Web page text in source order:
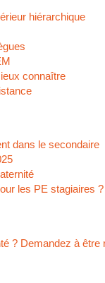
hiérarchique
connaître
dans le secondaire
les PE stagiaires ?
? Demandez à être